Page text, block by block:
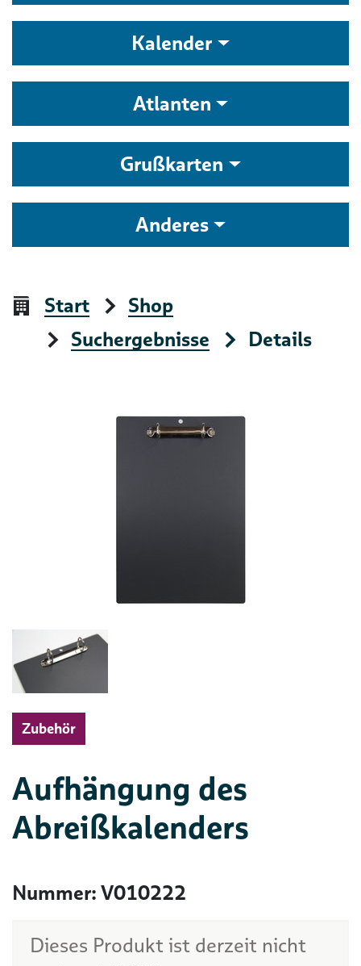
Kalender
Atlanten
Grußkarten
Anderes
Start
Shop
Suchergebnisse
Details
Zubehör
Aufhängung des
Abreißkalenders
Nummer: V010222
Dieses Produkt ist derzeit nicht